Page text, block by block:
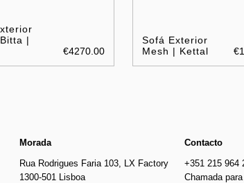
|
€4270.00
Sofá Exterior
Mesh | Kettal
Morada
Rua Rodrigues Faria 103, LX Factory
1300-501 Lisboa
Contacto
+351 215 964
Chamada